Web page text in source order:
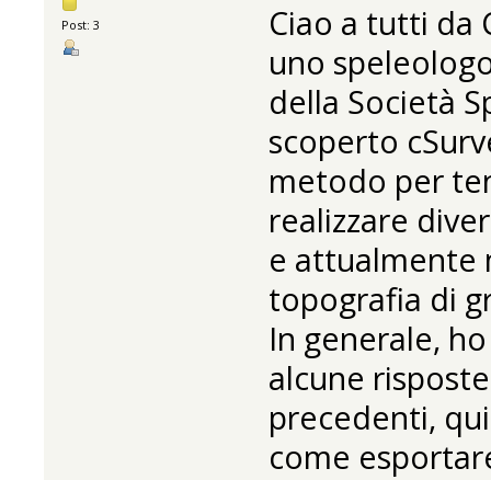
Post: 3
Ciao a tutti da
uno
della Società
scoperto
metodo per
realizzare
e attualmente
topografia di
In generale,
alcune
precedenti,
come